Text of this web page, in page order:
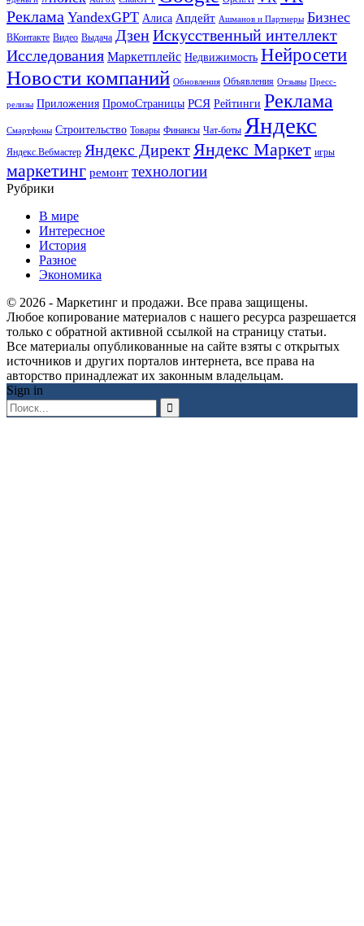
Реклама YandexGPT Алиса Апдейт Ашманов и Партнеры Бизнес
ВКонтакте Видео Выдача ДзенИскусственный интеллект
Исследования Маркетплейс Недвижимость Нейросети
Новости компаний Обновления Объявления Отзывы Пресс-
релизы Приложения ПромоСтраницы РСЯ Рейтинги Реклама
Смартфоны Строительство Товары Финансы Чат-боты Яндекс
Яндекс.Вебмастер Яндекс ДиректЯндекс Маркет игры
маркетинг ремонт технологии
Рубрики
В мире
Интересное
История
Разное
Экономика
© 2026 - Маркетинг и продажи. Все права защищены.
Любое копирование материалов с нашего ресурса разрешается
только с обратной активной ссылкой на страницу статьи.
Все материалы опубликованные на сайте взяты с открытых
источников и других порталов интернета, все права на
авторство принадлежат их законным владельцам.
Sign in